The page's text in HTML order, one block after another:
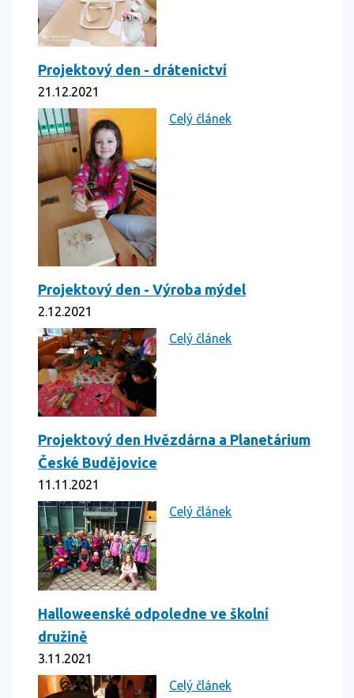
Projektový den - drátenictví
21.12.2021
Celý článek
Projektový den - Výroba mýdel
2.12.2021
Celý článek
Projektový den Hvězdárna a Planetárium
České Budějovice
11.11.2021
Celý článek
Halloweenské odpoledne ve školní
družině
3.11.2021
Celý článek